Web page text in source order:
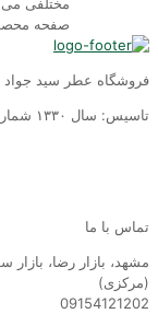
صفحه
فروشگاه عطر سید جواد
تاسیس: سال ١٣٣٠ شماره ثبت: ١٢٠٢
تماس با ما
مشهد، بازار رضا، بازار
(مركزى)
09154121202